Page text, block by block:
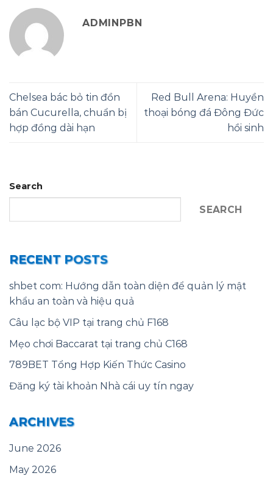
ADMINPBN
Chelsea bác bỏ tin đồn
bán Cucurella, chuẩn bị
hợp đồng dài hạn
Red Bull Arena: Huyền
thoại bóng đá Đông Đức
hồi sinh
Search
SEARCH
RECENT POSTS
shbet com: Hướng dẫn toàn diện để quản lý mật
khẩu an toàn và hiệu quả
Câu lạc bộ VIP tại trang chủ F168
Mẹo chơi Baccarat tại trang chủ C168
789BET Tổng Hợp Kiến Thức Casino
Đăng ký tài khoản Nhà cái uy tín ngay
ARCHIVES
June 2026
May 2026